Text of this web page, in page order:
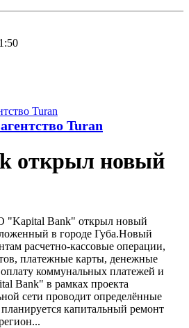
Turan
открыл новый
"Kapital Bank" открыл новый
в городе Губа.Новый
расчетно-кассовые операции,
платежные карты, денежные
коммунальных платежей и
Bank" в рамках проекта
сети проводит определённые
капитальный ремонт